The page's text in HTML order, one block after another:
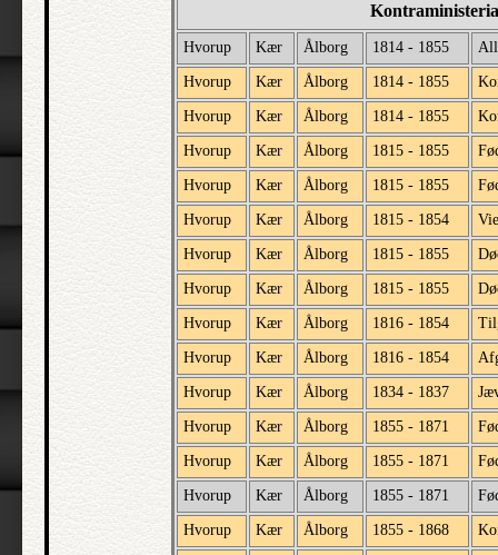
Hvorup Kær Ålborg 1814 - 1855
Hvorup Kær Ålborg 1814 - 1855
Hvorup Kær Ålborg 1814 - 1855
Hvorup Kær Ålborg 1815 - 1855
Hvorup Kær Ålborg 1815 - 1855
Hvorup Kær Ålborg 1815 - 1854
Hvorup Kær Ålborg 1815 - 1855
Hvorup Kær Ålborg 1815 - 1855
Hvorup Kær Ålborg 1816 - 1854
Hvorup Kær Ålborg 1816 - 1854
Hvorup Kær Ålborg 1834 - 1837
Hvorup Kær Ålborg 1855 - 1871
Hvorup Kær Ålborg 1855 - 1871
Hvorup Kær Ålborg 1855 - 1871
Hvorup Kær Ålborg 1855 - 1868